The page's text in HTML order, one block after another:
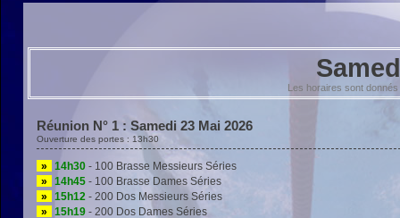
Les horaires sont
Réunion N° 1 : Samedi 23 Mai 2026
Ouverture des portes : 13h30
» 14h30 - 100 Brasse Messieurs Séries
»
14h45 - 100 Brasse Dames Séries
»
15h12 - 200 Dos Messieurs Séries
»
15h19 - 200 Dos Dames Séries